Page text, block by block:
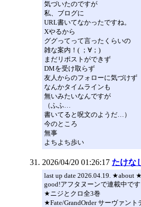
気づいたのですが
私、ブログに
URL書いてなかったですね。
Xやるから
ググってって言ったくらいの
雑な案内！( ；∀；)
まだリポストができず
DMを受け取らず
友人からのフォローに気づけず
なんかタイムラインも
無いみたいなんですが
（ふふ…
書いてると呪文のようだ…）
今のところ
無事
よちよち歩い
2026/04/20 01:26:17 たけな
last up date 2026.04.19.
good!アフタヌーンで連載中で
★ニジとクロ全3巻
★Fate/GrandOrder サーヴァン